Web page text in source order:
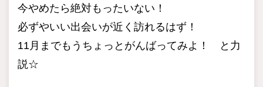
今やめたら絶対もったいない！
必ずやいい出会いが近く訪れるはず！
11月までもうちょっとがんばってみよ！ と力
説☆